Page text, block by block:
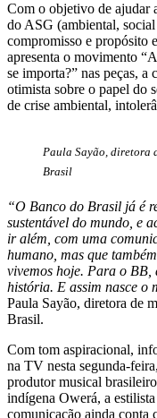
Com o objetivo de ajudar
do ASG (ambiental,
compromisso e propósito
apresenta o movimento
se importa?” nas peças,
otimista sobre o papel do
de crise ambiental,
Paula Sayão, diretora
Brasil
“O Banco do Brasil já é
sustentável do mundo, e
ir além, com uma
humano, mas que
vivemos hoje. Para o BB,
história. E assim nasce o
Paula Sayão, diretora de
Brasil.
Com tom aspiracional,
na TV nesta segunda-
produtor musical
indígena Owerá, a
comunicação ainda conta